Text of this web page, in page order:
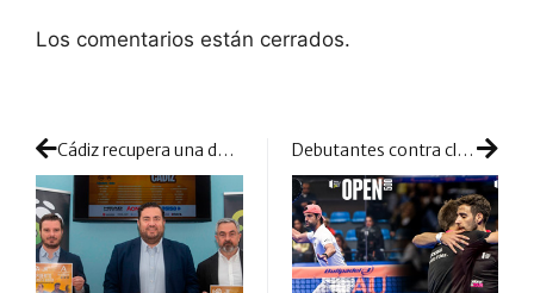
Los comentarios están cerrados.
Cádiz recupera una de sus grandes citas: el Circuito Diputación regresa con todas sus fuerzas Debutantes contra clásicos en la final de Reus